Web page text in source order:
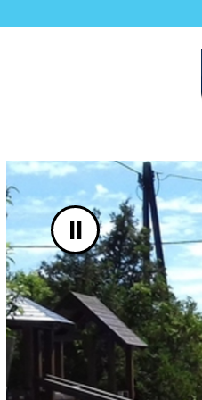
II